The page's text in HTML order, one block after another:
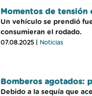
Momentos de
Un vehículo se prendió
consumieran el rodado.
07.08.2025 | Noticias
Bomberos agotados:
Debido a la sequía que